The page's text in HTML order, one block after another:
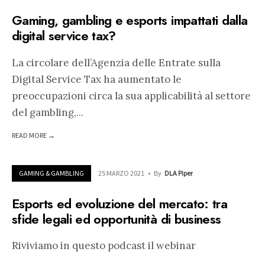
Gaming, gambling e esports impattati dalla
digital service tax?
La circolare dell’Agenzia delle Entrate sulla
Digital Service Tax ha aumentato le
preoccupazioni circa la sua applicabilità al settore
del gambling,...
READ MORE →
GAMING & GAMBLING 25 MARZO 2021 • By DLA Piper
Esports ed evoluzione del mercato: tra
sfide legali ed opportunità di business
Riviviamo in questo podcast il webinar